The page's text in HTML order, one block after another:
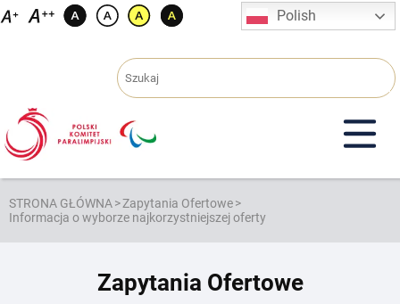
Przejdź
Polish
STRONA GŁÓWNA>Zapytania Ofertowe>
Informacja o wyborze najkorzystniejszej oferty
Zapytania Ofertowe